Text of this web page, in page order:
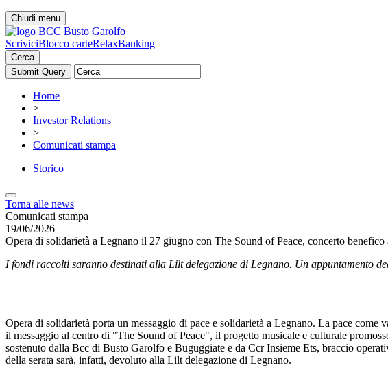
Chiudi menu
ScriviciBlocco carteRelaxBanking
Cerca
Home
>
Investor Relations
>
Comunicati stampa
Storico
Torna alle news
Comunicati stampa
19/06/2026
Opera di solidarietà a Legnano il 27 giugno con The Sound of Peace, concerto
I fondi raccolti saranno destinati alla Lilt delegazione di Legnano. Un appuntamento
Opera di solidarietà porta un messaggio di pace e solidarietà a Legnano. La pace
il messaggio al centro di "The Sound of Peace", il progetto musicale e culturale
sostenuto dalla Bcc di Busto Garolfo e Buguggiate e da Ccr Insieme Ets, braccio
della serata sarà, infatti, devoluto alla Lilt delegazione di Legnano.